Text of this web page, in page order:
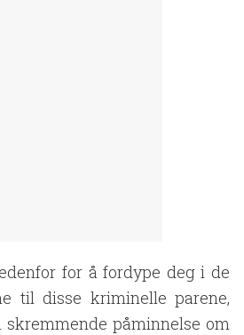
for å fordype deg i de
til disse kriminelle parene,
skremmende påminnelse om